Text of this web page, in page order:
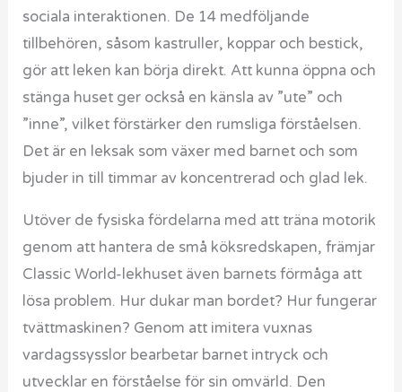
sociala interaktionen. De 14 medföljande
tillbehören, såsom kastruller, koppar och bestick,
gör att leken kan börja direkt. Att kunna öppna och
stänga huset ger också en känsla av ”ute” och
”inne”, vilket förstärker den rumsliga förståelsen.
Det är en leksak som växer med barnet och som
bjuder in till timmar av koncentrerad och glad lek.
Utöver de fysiska fördelarna med att träna motorik
genom att hantera de små köksredskapen, främjar
Classic World-lekhuset även barnets förmåga att
lösa problem. Hur dukar man bordet? Hur fungerar
tvättmaskinen? Genom att imitera vuxnas
vardagssysslor bearbetar barnet intryck och
utvecklar en förståelse för sin omvärld. Den